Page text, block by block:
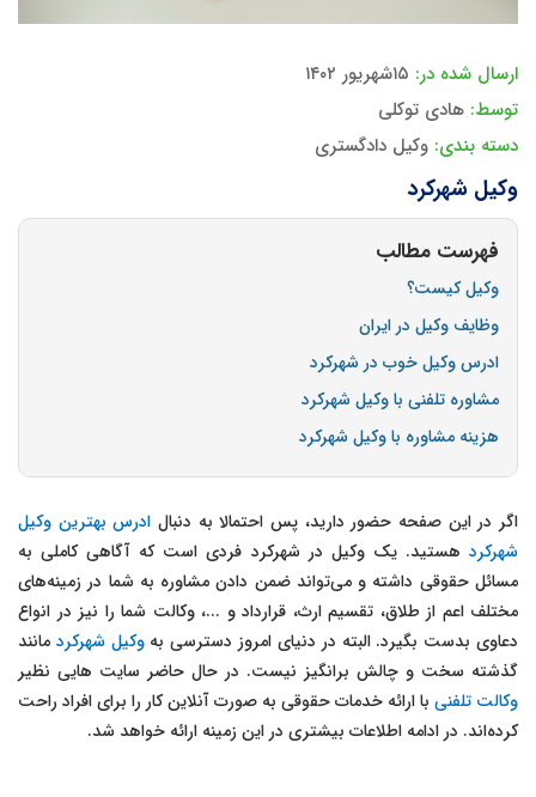
ارسال شده در: ۱۵شهریور ۱۴۰۲
توسط: هادی توکلی
دسته بندی: وکیل دادگستری
وکیل شهرکرد
فهرست مطالب
وکیل کیست؟
وظایف وکیل در ایران
ادرس وکیل خوب در شهرکرد
مشاوره تلفنی با وکیل شهرکرد
هزینه مشاوره با وکیل شهرکرد
اگر در این صفحه حضور دارید، پس احتمالا به دنبال ادرس بهترین وکیل
شهرکرد هستید. یک وکیل در شهرکرد فردی است که آگاهی کاملی به
مسائل حقوقی داشته و می‌تواند ضمن دادن مشاوره به شما در زمینه‌های
مختلف اعم از طلاق، تقسیم ارث، قرارداد و ...، وکالت شما را نیز در انواع
دعاوی بدست بگیرد. البته در دنیای امروز دسترسی بهوکیل شهرکرد مانند
گذشته سخت و چالش برانگیز نیست. در حال حاضر سایت هایی نظیر
وکالت تلفنی با ارائه خدمات حقوقی به صورت آنلاین کار را برای افراد راحت
کرده‌اند. در ادامه اطلاعات بیشتری در این زمینه ارائه خواهد شد.